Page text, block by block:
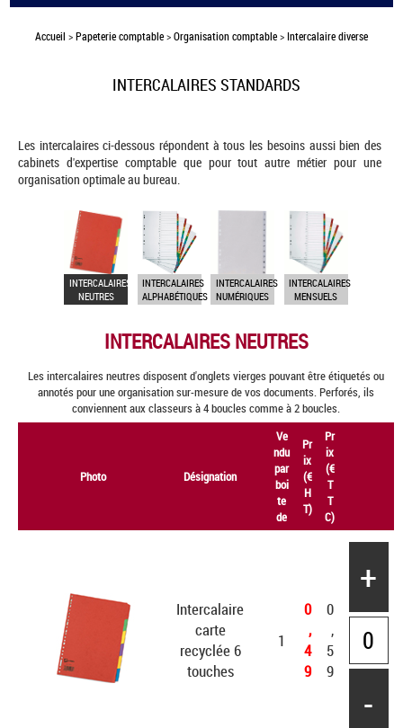
Accueil >Papeterie comptable>Organisation comptable>Intercalaire diverse
INTERCALAIRES STANDARDS
Les intercalaires ci-dessous répondent à tous les besoins aussi bien des
cabinets d'expertise comptable que pour tout autre métier pour une
organisation optimale au bureau.
INTERCALAIRES
NEUTRES
INTERCALAIRES
ALPHABÉTIQUES
INTERCALAIRES
NUMÉRIQUES
INTERCALAIRES
MENSUELS
INTERCALAIRES NEUTRES
Les intercalaires neutres disposent d'onglets vierges pouvant être étiquetés ou
annotés pour une organisation sur-mesure de vos documents. Perforés, ils
conviennent aux classeurs à 4 boucles comme à 2 boucles.
Photo Désignation
Ve
ndu
par
boi
te
de
Pr
ix
(€
H
T)
Pr
ix
(€
T
T
C)
Intercalaire
carte
recyclée 6
touches
1
0
,
4
9
0
,
5
9
+
-